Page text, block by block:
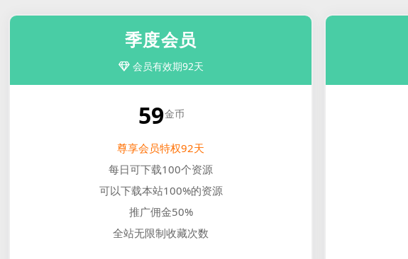
季度会员
会员有效期92天
59金币
尊享会员特权92天
每日可下载100个资源
可以下载本站100%的资源
推广佣金50%
全站无限制收藏次数